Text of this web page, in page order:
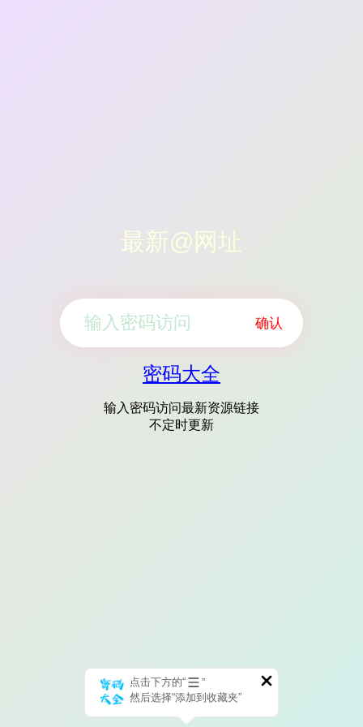
最新@网址
确认
密码大全
输入密码访问最新资源链接
不定时更新
点击下方的“
”
然后选择“添加到收藏夹”